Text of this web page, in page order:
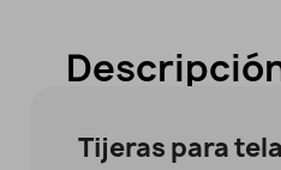
Tijeras para